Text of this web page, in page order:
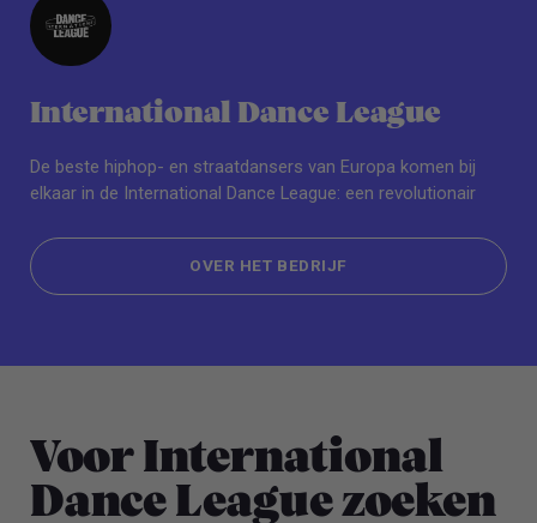
International Dance League
De beste hiphop- en straatdansers van Europa komen bij
elkaar in de International Dance League: een revolutionair
OVER HET BEDRIJF
Voor International
Dance League zoeken